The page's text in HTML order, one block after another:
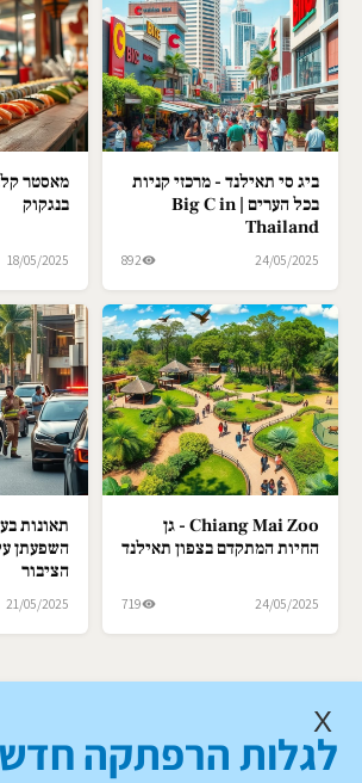
ביג סי תאילנד - מרכזי קניות
בכל הערים | Big C in
Thailand
24/05/2025
892
מאסטר
בנגקוק
18/05/2025
Chiang Mai Zoo - גן
החיות המתקדם בצפון תאילנד
24/05/2025
719
תאונות
השפעתן
הציבור
21/05/2025
X
לגלות הרפתקה